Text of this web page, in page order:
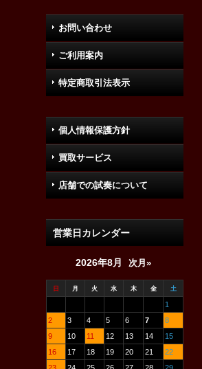
お問い合わせ
ご利用案内
特定商取引法表示
個人情報保護方針
買取サービス
店舗での試奏について
営業日カレンダー
2026年8月 次月»
日 月 火 水 木 金 土
1
2
3 4 5 6 7
8
9
10 11 12 13 14
15
16
17 18 19 20 21
22